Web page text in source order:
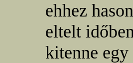
ehhez
eltelt
kitenne